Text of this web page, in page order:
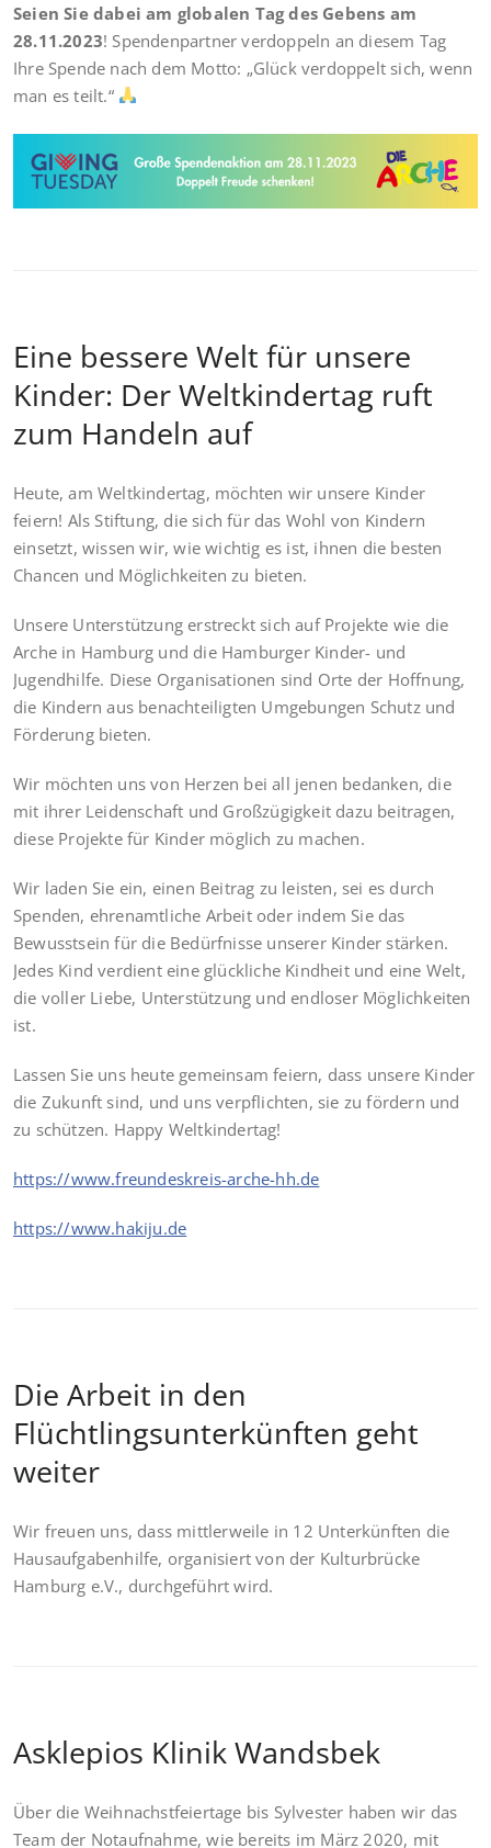
Seien Sie dabei am globalen Tag des Gebens am
28.11.2023! Spendenpartner verdoppeln an diesem Tag
Ihre Spende nach dem Motto: „Glück verdoppelt sich, wenn
man es teilt.“
Eine bessere Welt für unsere
Kinder: Der Weltkindertag ruft
zum Handeln auf
Heute, am Weltkindertag, möchten wir unsere Kinder
feiern! Als Stiftung, die sich für das Wohl von Kindern
einsetzt, wissen wir, wie wichtig es ist, ihnen die besten
Chancen und Möglichkeiten zu bieten.
Unsere Unterstützung erstreckt sich auf Projekte wie die
Arche in Hamburg und die Hamburger Kinder- und
Jugendhilfe. Diese Organisationen sind Orte der Hoffnung,
die Kindern aus benachteiligten Umgebungen Schutz und
Förderung bieten.
Wir möchten uns von Herzen bei all jenen bedanken, die
mit ihrer Leidenschaft und Großzügigkeit dazu beitragen,
diese Projekte für Kinder möglich zu machen.
Wir laden Sie ein, einen Beitrag zu leisten, sei es durch
Spenden, ehrenamtliche Arbeit oder indem Sie das
Bewusstsein für die Bedürfnisse unserer Kinder stärken.
Jedes Kind verdient eine glückliche Kindheit und eine Welt,
die voller Liebe, Unterstützung und endloser Möglichkeiten
ist.
Lassen Sie uns heute gemeinsam feiern, dass unsere Kinder
die Zukunft sind, und uns verpflichten, sie zu fördern und
zu schützen. Happy Weltkindertag!
https://www.freundeskreis-arche-hh.de
https://www.hakiju.de
Die Arbeit in den
Flüchtlingsunterkünften geht
weiter
Wir freuen uns, dass mittlerweile in 12 Unterkünften die
Hausaufgabenhilfe, organisiert von der Kulturbrücke
Hamburg e.V., durchgeführt wird.
Asklepios Klinik Wandsbek
Über die Weihnachstfeiertage bis Sylvester haben wir das
Team der Notaufnahme, wie bereits im März 2020, mit